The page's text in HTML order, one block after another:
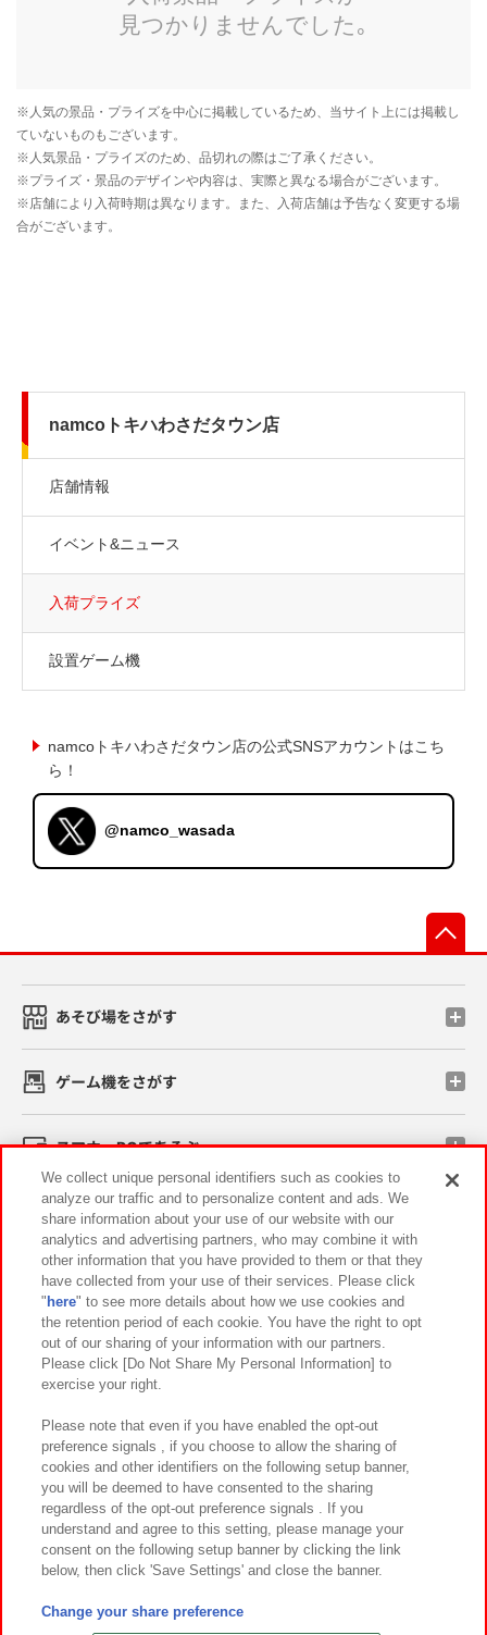
namcoトキハわさだタウン店
店舗情報
イベント&ニュース
入荷プライズ
設置ゲーム機
namcoトキハわさだタウン店の公式SNSアカウントはこち
ら！
@namco_wasada
あそび場をさがす
ゲーム機をさがす
スマホ・PCであそぶ
イベント・キャンペーン
関連会社 サステナビリティ サイトポリシー
プライバシーポリシー ウェブアクセシビリティ方針と検証結果
お取引先さまとともに
カスタマーハラスメント対応方針 よくあるご質問・お問い合わせ
©Bandai Namco Amusement Inc.
©Bandai Namco Amusement Lab Inc.
We collect unique personal identifiers such as cookies to
analyze our traffic and to personalize content and ads. We
share information about your use of our website with our
analytics and advertising partners, who may combine it with
other information that you have provided to them or that they
have collected from your use of their services. Please click
" here" to see more details about how we use cookies and
the retention period of each cookie. You have the right to opt
out of our sharing of your information with our partners.
Please click [Do Not Share My Personal Information] to
exercise your right.
Please note that even if you have enabled the opt-out
preference signals , if you choose to allow the sharing of
cookies and other identifiers on the following setup banner,
you will be deemed to have consented to the sharing
regardless of the opt-out preference signals . If you
understand and agree to this setting, please manage your
consent on the following setup banner by clicking the link
below, then click 'Save Settings' and close the banner.
Change your share preference